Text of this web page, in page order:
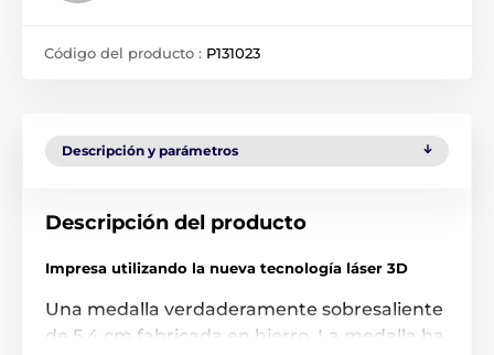
Código del producto : P131023
Descripción y parámetros
Descripción del producto
Impresa utilizando la nueva tecnología láser 3D
Una medalla verdaderamente sobresaliente
de 5.4 cm fabricada en hierro. La medalla ha